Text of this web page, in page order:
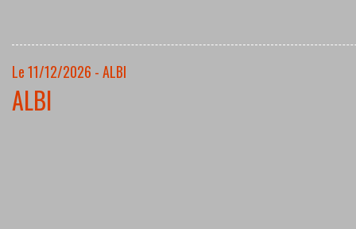
Le 11/12/2026 - ALBI
ALBI